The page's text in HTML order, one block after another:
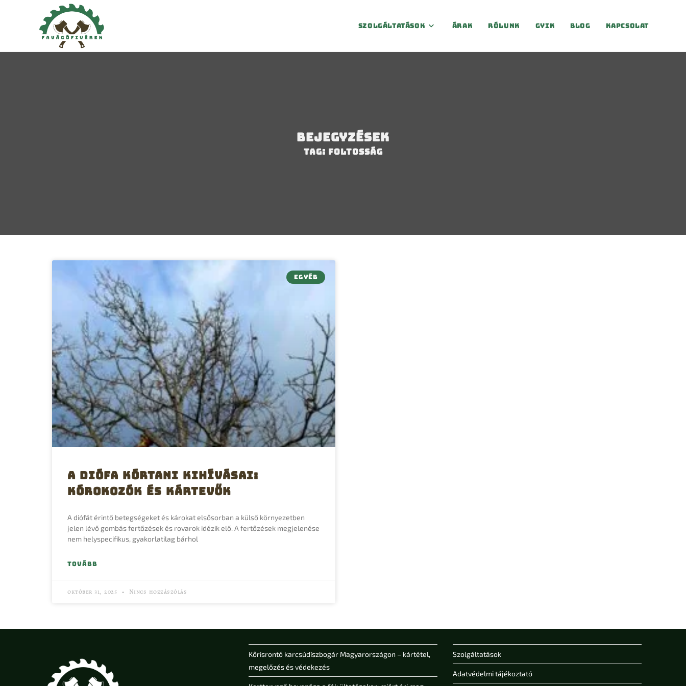
Szolgáltatások Árak Rólunk Gyik Blog Kapcsolat
Bejegyzések
Tag: foltosság
EGYÉB
A Diófa Kórtani Kihívásai:
Kórokozók és Kártevők
A diófát érintő betegségeket és károkat elsősorban a külső környezetben
jelen lévő gombás fertőzések és rovarok idézik elő. A fertőzések megjelenése
nem helyspecifikus, gyakorlatilag bárhol
TOVÁBB
október 31, 2025 Nincs hozzászólás
Kőrisrontó karcsúdíszbogár Magyarországon – kártétel,
megelőzés és védekezés
Szolgáltatások
Adatvédelmi tájékoztató